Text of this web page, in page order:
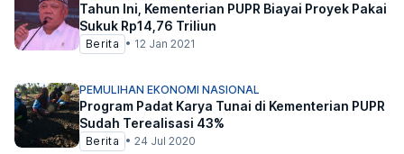
Tahun Ini, Kementerian PUPR Biayai Proyek Pakai
Sukuk Rp14,76 Triliun
Berita • 12 Jan 2021
PEMULIHAN EKONOMI NASIONAL
Program Padat Karya Tunai di Kementerian PUPR
Sudah Terealisasi 43%
Berita • 24 Jul 2020